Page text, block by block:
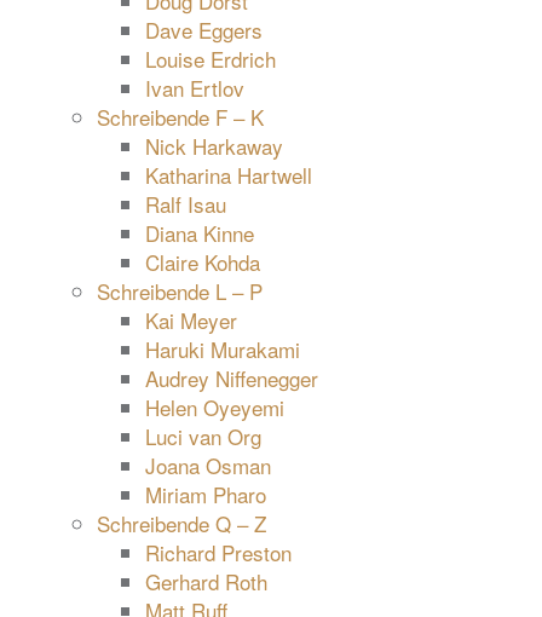
Dave Eggers
Louise Erdrich
Ivan Ertlov
Schreibende F – K
Nick Harkaway
Katharina Hartwell
Ralf Isau
Diana Kinne
Claire Kohda
Schreibende L – P
Kai Meyer
Haruki Murakami
Audrey Niffenegger
Helen Oyeyemi
Luci van Org
Joana Osman
Miriam Pharo
Schreibende Q – Z
Richard Preston
Gerhard Roth
Matt Ruff